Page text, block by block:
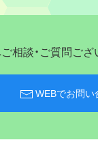
相談・ご質問ござ
WEBでお問い